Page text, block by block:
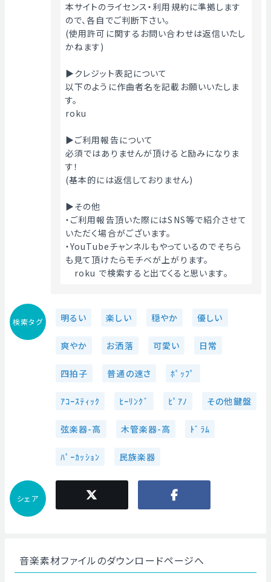
本サイトのライセンス・利用規約に準拠します
ので、各自でご判断下さい。
(使用許可に関するお問い合わせは返信いたし
かねます)
▶クレジット表記について
以下のように作曲者名を記載お願いいたしま
す。
roku
▶ご利用報告について
必須ではありませんが頂けると励みになりま
す！
(基本的には返信しておりません)
▶その他
・ご利用報告頂いた際にはSNS等で紹介させて
いただく場合がございます。
・YouTubeチャンネルもやっているのでそちら
も見て頂けたらモチベが上がります。
roku で検索すると出てくると思います。
検索タグ 明るい 楽しい 穏やか 優しい
爽やか お洒落 可愛い 日常
四拍子 普通の速さ ﾎﾟｯﾌﾟ
ｱｺｰｽﾃｨｯｸ ﾋｰﾘﾝｸﾞ ﾋﾟｱﾉ その他鍵盤
弦楽器-高 木管楽器-高 ﾄﾞﾗﾑ
ﾊﾟｰｶｯｼｮﾝ 民族楽器
シェア
音楽素材ファイルのダウンロードページへ